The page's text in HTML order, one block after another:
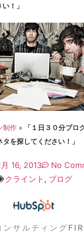
！」
制作 »
「１日３０分ブロ
タを探してください！」
16, 2013
No
クライント , ブログ
ンサルティング